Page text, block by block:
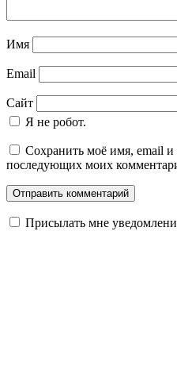
Имя
Email
Сайт
Я не робот.
Сохранить моё имя, email и
последующих моих
Присылать мне